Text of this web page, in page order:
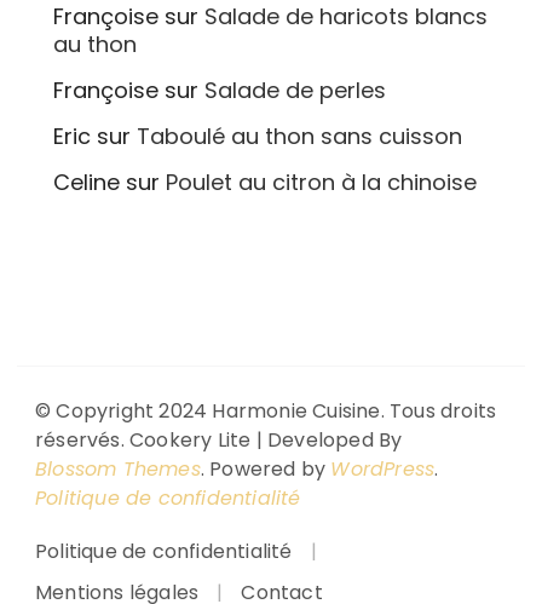
Françoise sur Salade de haricots blancs
au thon
Françoise sur Salade de perles
Eric sur Taboulé au thon sans cuisson
Celine sur Poulet au citron à la chinoise
© Copyright 2024 Harmonie Cuisine. Tous droits
réservés. Cookery Lite | Developed By
Blossom Themes. Powered by WordPress.
Politique de confidentialité
Politique de confidentialité
Mentions légales
Contact